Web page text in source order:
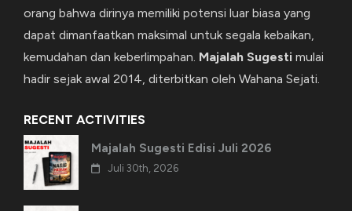
orang bahwa dirinya memiliki potensi luar biasa yang
dapat dimanfaatkan maksimal untuk segala kebaikan,
kemudahan dan keberlimpahan. Majalah Sugesti mulai
hadir sejak awal 2014, diterbitkan oleh Wahana Sejati.
RECENT ACTIVITIES
Majalah Sugesti Edisi Juli 2026
Juli 30th, 2026